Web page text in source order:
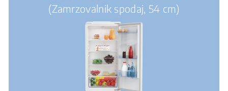
(Zamrzovalnik spodaj, 54 cm)